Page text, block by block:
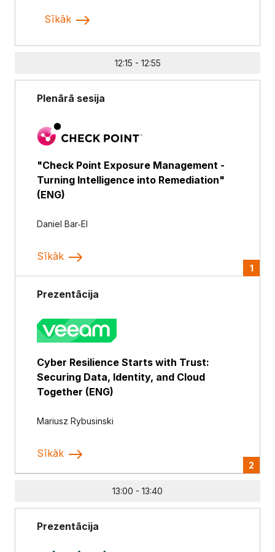
Sīkāk
12:15 - 12:55
Plenārā sesija
"Check Point Exposure Management -
Turning Intelligence into Remediation"
(ENG)
Daniel Bar‑El
Sīkāk
1
Prezentācija
Cyber Resilience Starts with Trust:
Securing Data, Identity, and Cloud
Together (ENG)
Mariusz Rybusinski
Sīkāk
2
13:00 - 13:40
Prezentācija